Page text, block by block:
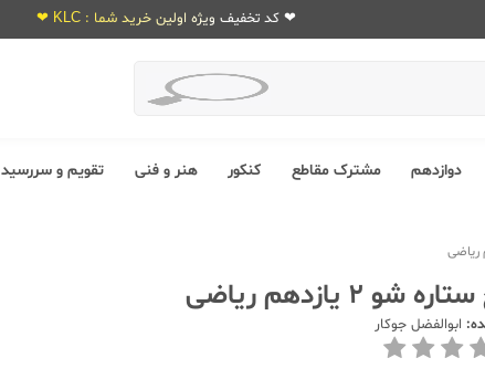
❤ کد تخفیف ویژه اولین خرید شما : KLC ❤
دوازدهم مشترک مقاطع کنکور هنر و فنی تقویم و سررسید
شو 2 یازدهم ریاضی
ابوالفضل جوکار